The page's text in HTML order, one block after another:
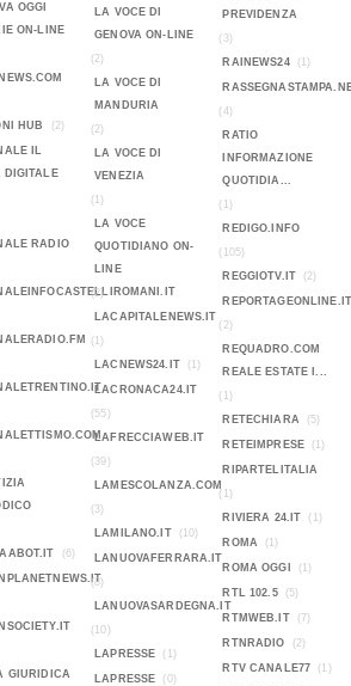
OGGI
ON-LINE
HUB
(2)
IL
DIGITALE
RADIO
(6)
GIURIDICA
LA VOCE DI
GENOVA ON-LINE
(2)
LA VOCE DI
MANDURIA
(2)
LA VOCE DI
VENEZIA
(1)
LA VOCE
QUOTIDIANO ON-
LINE
(2)
LACAPITALENEWS.IT
(1)
LACNEWS24.IT
(1)
LACRONACA24.IT
(55)
LAFRECCIAWEB.IT
(39)
LAMESCOLANZA.COM
(3)
LAMILANO.IT
(10)
LANUOVAFERRARA.IT
(8)
LANUOVASARDEGNA.IT
(10)
LAPRESSE
(1)
LAPRESSE (0)
PREVIDENZA
(3)
RAINEWS24
(1)
(4)
RATIO
INFORMAZIONE
QUOTIDIA...
(1)
REDIGO.INFO
(105)
REGGIOTV.IT
(2)
REPORTAGEONLINE.IT
(2)
REQUADRO.COM
REALE ESTATE I...
(1)
RETECHIARA
(5)
RETEIMPRESE (1)
RIPARTELITALIA
(1)
RIVIERA 24.IT
(1)
ROMA (1)
ROMA OGGI (1)
RTL 102.5 (5)
RTMWEB.IT (7)
RTNRADIO (2)
RTV CANALE77 (1)